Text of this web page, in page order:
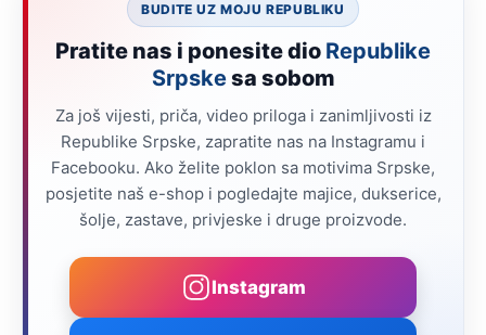
BUDITE UZ MOJU REPUBLIKU
Pratite nas i ponesite dio Republike
Srpskesa sobom
Za još vijesti, priča, video priloga i zanimljivosti iz
Republike Srpske, zapratite nas na Instagramu i
Facebooku. Ako želite poklon sa motivima Srpske,
posjetite naš e-shop i pogledajte majice, dukserice,
šolje, zastave, privjeske i druge proizvode.
Instagram